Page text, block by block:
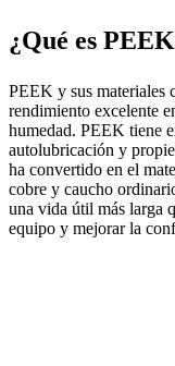
¿Qué es
PEEK y sus materiales
rendimiento excelente
humedad. PEEK tiene
autolubricación y
ha convertido en el
cobre y caucho
una vida útil más larga
equipo y mejorar la